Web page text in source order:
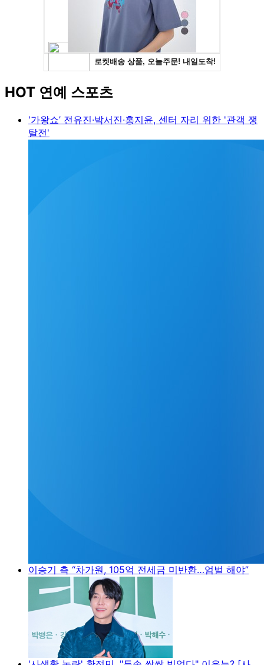
HOT 연예 스포츠
'가왕쇼’ 전유진·박서진·홍지윤, 센터 자리 위한 '관객 쟁
탈전'
이승기 측 “차가원, 105억 전세금 미반환…엄벌 해야”